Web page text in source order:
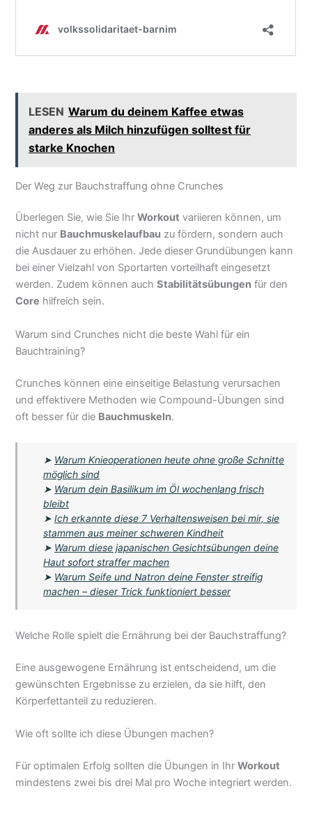
LESEN Warum du deinem Kaffee etwas
anderes als Milch hinzufügen solltest für
starke Knochen
Der Weg zur Bauchstraffung ohne Crunches
Überlegen Sie, wie Sie IhrWorkout variieren können, um
nicht nur Bauchmuskelaufbau zu fördern, sondern auch
die Ausdauer zu erhöhen. Jede dieser Grundübungen kann
bei einer Vielzahl von Sportarten vorteilhaft eingesetzt
werden. Zudem können auchStabilitätsübungen für den
Core hilfreich sein.
Warum sind Crunches nicht die beste Wahl für ein
Bauchtraining?
Crunches können eine einseitige Belastung verursachen
und effektivere Methoden wie Compound-Übungen sind
oft besser für die Bauchmuskeln.
➤ Warum Knieoperationen heute ohne große Schnitte
möglich sind
➤ Warum dein Basilikum im Öl wochenlang frisch
bleibt
➤Ich erkannte diese 7 Verhaltensweisen bei mir, sie
stammen aus meiner schweren Kindheit
➤ Warum diese japanischen Gesichtsübungen deine
Haut sofort straffer machen
➤ Warum Seife und Natron deine Fenster streifig
machen – dieser Trick funktioniert besser
Welche Rolle spielt die Ernährung bei der Bauchstraffung?
Eine ausgewogene Ernährung ist entscheidend, um die
gewünschten Ergebnisse zu erzielen, da sie hilft, den
Körperfettanteil zu reduzieren.
Wie oft sollte ich diese Übungen machen?
Für optimalen Erfolg sollten die Übungen in IhrWorkout
mindestens zwei bis drei Mal pro Woche integriert werden.